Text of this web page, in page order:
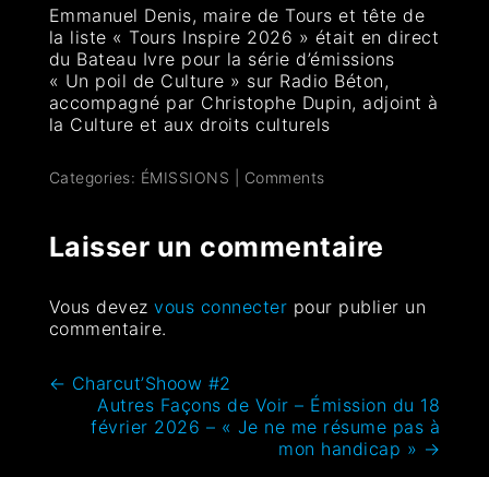
Emmanuel Denis, maire de Tours et tête de
la liste « Tours Inspire 2026 » était en direct
du Bateau Ivre pour la série d’émissions
« Un poil de Culture » sur Radio Béton,
accompagné par Christophe Dupin, adjoint à
la Culture et aux droits culturels
Categories: ÉMISSIONS Comments
Laisser un commentaire
Vous devezvous connecter pour publier un
commentaire.
← Charcut’Shoow #2
Autres Façons de Voir – Émission du 18
février 2026 – « Je ne me résume pas à
mon handicap » →